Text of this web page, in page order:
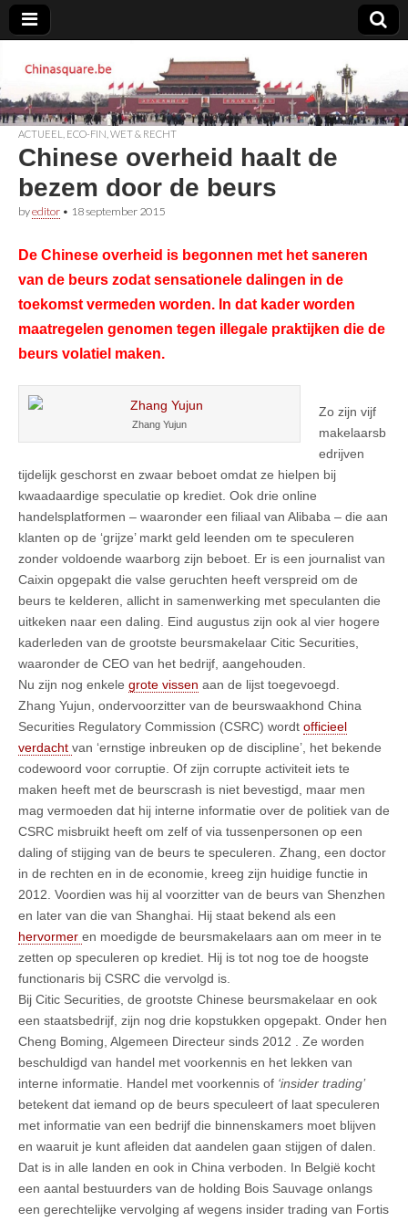
Chinasquare.be
ACTUEEL ECO-FIN WET & RECHT
Chinese overheid haalt de
bezem door de beurs
byeditor • 18 september 2015
De Chinese overheid is begonnen met het saneren
van de beurs zodat sensationele dalingen in de
toekomst vermeden worden. In dat kader worden
maatregelen genomen tegen illegale praktijken die de
beurs volatiel maken.
Zhang Yujun
Zo zijn vijf
makelaarsb
edrijven
tijdelijk geschorst en zwaar beboet omdat ze hielpen bij
kwaadaardige speculatie op krediet. Ook drie online
handelsplatformen – waaronder een filiaal van Alibaba – die aan
klanten op de ‘grijze’ markt geld leenden om te speculeren
zonder voldoende waarborg zijn beboet. Er is een journalist van
Caixin opgepakt die valse geruchten heeft verspreid om de
beurs te kelderen, allicht in samenwerking met speculanten die
uitkeken naar een daling. Eind augustus zijn ook al vier hogere
kaderleden van de grootste beursmakelaar Citic Securities,
waaronder de CEO van het bedrijf, aangehouden.
Nu zijn nog enkele grote vissen aan de lijst toegevoegd.
Zhang Yujun, ondervoorzitter van de beurswaakhond China
Securities Regulatory Commission (CSRC) wordt officieel
verdacht van ‘ernstige inbreuken op de discipline’, het bekende
codewoord voor corruptie. Of zijn corrupte activiteit iets te
maken heeft met de beurscrash is niet bevestigd, maar men
mag vermoeden dat hij interne informatie over de politiek van de
CSRC misbruikt heeft om zelf of via tussenpersonen op een
daling of stijging van de beurs te speculeren. Zhang, een doctor
in de rechten en in de economie, kreeg zijn huidige functie in
2012. Voordien was hij al voorzitter van de beurs van Shenzhen
en later van die van Shanghai. Hij staat bekend als een
hervormer en moedigde de beursmakelaars aan om meer in te
zetten op speculeren op krediet. Hij is tot nog toe de hoogste
functionaris bij CSRC die vervolgd is.
Bij Citic Securities, de grootste Chinese beursmakelaar en ook
een staatsbedrijf, zijn nog drie kopstukken opgepakt. Onder hen
Cheng Boming, Algemeen Directeur sinds 2012 . Ze worden
beschuldigd van handel met voorkennis en het lekken van
interne informatie. Handel met voorkennis of ‘insider trading’
betekent dat iemand op de beurs speculeert of laat speculeren
met informatie van een bedrijf die binnenskamers moet blijven
en waaruit je kunt afleiden dat aandelen gaan stijgen of dalen.
Dat is in alle landen en ook in China verboden. In België kocht
een aantal bestuurders van de holding Bois Sauvage onlangs
een gerechtelijke vervolging af wegens insider trading van Fortis